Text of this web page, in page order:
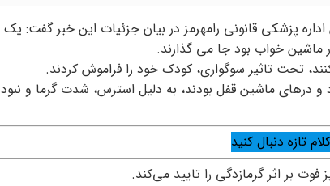
پزشکی قانونی رامهرمز در بیان جزئیات این خبر گفت: یک
تحت تاثیر سوگواری، کودک خود را فراموش کردند.
درهای ماشین قفل بودند، به دلیل استرس، شدت گرما و نبود
تازه دنبال کنید
بر اثر گرمازدگی را تایید می‌کند.